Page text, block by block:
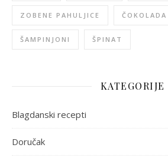
ZOBENE PAHULJICE ČOKOLADA
ŠAMPINJONI ŠPINAT
KATEGORIJE
Blagdanski recepti
Doručak